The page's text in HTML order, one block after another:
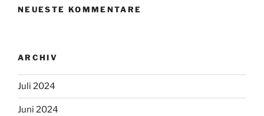
NEUESTE KOMMENTARE
ARCHIV
Juli 2024
Juni 2024